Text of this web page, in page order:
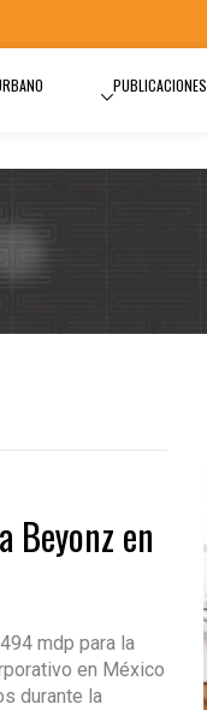
PUBLICACIONES
Beyonz en
mdp para la
en México
durante la